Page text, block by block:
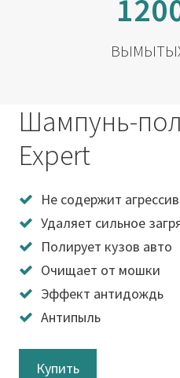
Шампунь-
Expert
Не содержит
Удаляет сильное
Полирует кузов авто
Очищает от мошки
Эффект антидождь
Антипыль
Купить